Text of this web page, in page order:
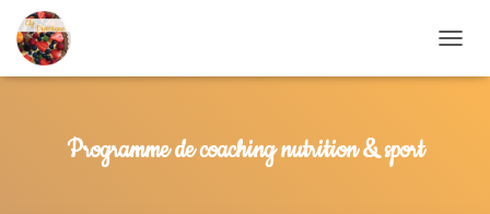
Programme de coaching nutrition & sport